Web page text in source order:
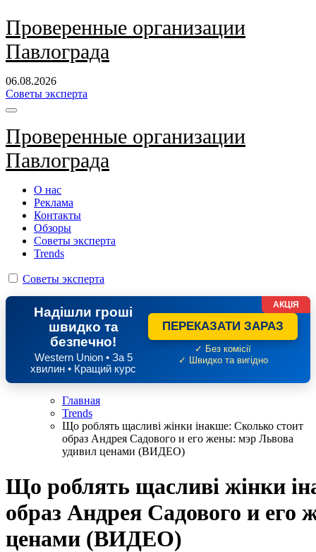
Перейти
к
содержанию
Проверенные организации
Павлограда
06.08.2026
Советы эксперта
Проверенные организации
Павлограда
О нас
Реклама
Контакты
Обзоры
Советы эксперта
Trends
Советы эксперта
Надішли гроші
швидко та
безпечно!
Western Union • За 5
хвилин • Кращий курс
ПЕРЕКАЗАТИ ЗАРАЗ
✓ Без комісії
✓ Швидко та вигідно
АКЦІЯ
Главная
Trends
Що роблять щасливі жінки інакше: Сколько стоит
образ Андрея Садового и его жены: мэр Львова
удивил ценами (ВИДЕО)
Що роблять щасливі жінки
образ Андрея Садового и
ценами (ВИДЕО)